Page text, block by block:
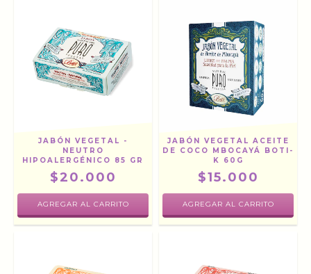
JABÓN VEGETAL -
NEUTRO
HIPOALERGÉNICO 85 GR
$20.000
JABÓN VEGETAL ACEITE
DE COCO MBOCAYÁ BOTI-
K 60G
$15.000